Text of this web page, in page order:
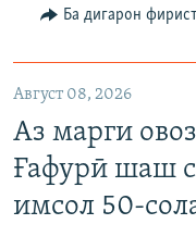
Ба дигарон
Август 08, 2026
Аз марги
Ғафурӣ шаш
имсол 50-